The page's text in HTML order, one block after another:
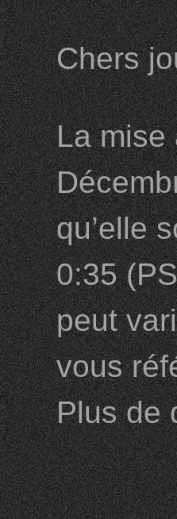
Chers
La mise
qu’elle
0:35
peut
vous
Plus de